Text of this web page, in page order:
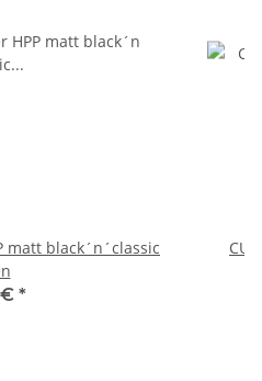
matt black´n´classic
€ *